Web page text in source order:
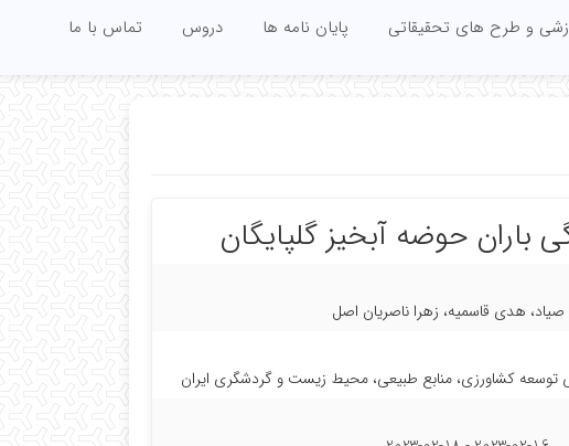
و طرح های تحقیقاتی پایان نامه ها دروس تماس با ما
باران حوضه آبخیز گلپایگان
صیاد، هدی قاسمیه، زهرا ناصریان اصل
توسعه کشاورزی، منابع طبیعی، محیط زیست و گردشگری ایران